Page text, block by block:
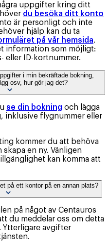
uppgifter kring ditt
du besöka ditt konto
är personligt och inte
hjälp kan du ta
på vår hemsida.
information som möjligt:
eller ID-kortnummer.
i min bekräftade bokning,
osv, hur gör jag det?
se din bokning och lägga
inklusive flygnummer eller
kommer du att behöva
en ny. Vänligen
kan komma att
på ett kontor på en annan plats?
på något av Centauros
du meddelar oss om detta
Ytterligare avgifter